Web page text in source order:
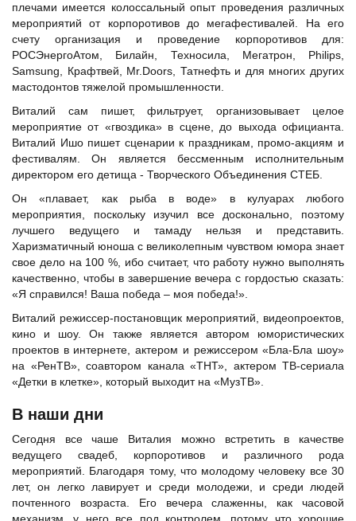
плечами имеется колоссальный опыт проведения различных
мероприятий от корпоротивов до мегафестивалей. На его
счету организация и проведение корпоротивов для:
РОСЭнергоАтом, Билайн, Техносила, Мегатрон, Philips,
Samsung, Крафтвей, Mr.Doors, Татнефть и для многих других
мастодонтов тяжелой промышленности.
Виталий сам пишет, фильтрует, организовывает целое
мероприятие от «гвоздика» в сцене, до выхода официанта.
Виталий Ишо пишет сценарии к праздникам, промо-акциям и
фестивалям. Он является бессменным исполнительным
директором его детища - Творческого Объединения СТЕБ.
Он «плавает, как рыба в воде» в кулуарах любого
мероприятия, поскольку изучил все досконально, поэтому
лучшего ведущего и тамаду нельзя и представить.
Харизматичный юноша с великолепным чувством юмора знает
свое дело на 100 %, ибо считает, что работу нужно выполнять
качественно, чтобы в завершение вечера с гордостью сказать:
«Я справился! Ваша победа – моя победа!».
Виталий режиссер-постановщик мероприятий, видеопроектов,
кино и шоу. Он также является автором юмористических
проектов в интернете, актером и режиссером «Бла-Бла шоу»
на «РенТВ», соавтором канала «ТНТ», актером ТВ-сериала
«Детки в клетке», который выходит на «МузТВ».
В наши дни
Сегодня все чаше Виталия можно встретить в качестве
ведущего свадеб, корпоротивов и различного рода
мероприятий. Благодаря тому, что молодому человеку все 30
лет, он легко лавирует и среди молодежи, и среди людей
почтенного возраста. Его вечера слаженны, как часовой